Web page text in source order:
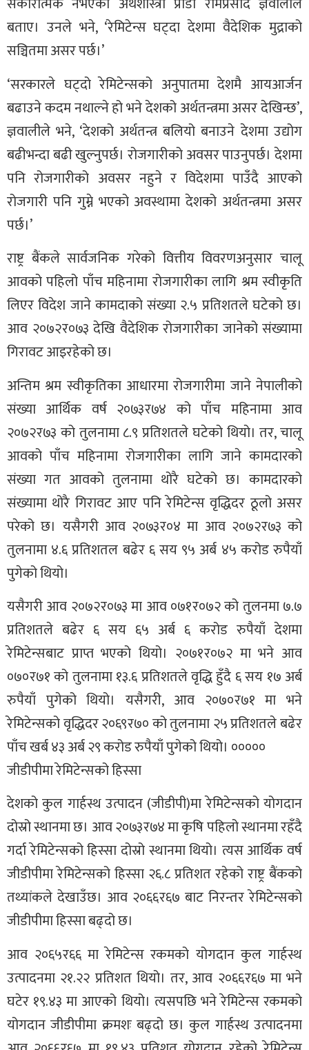
बताए। उनले भने, ‘रेमिटेन्स घट्दा देशमा वैदेशिक मुद्राको
सञ्चितमा असर पर्छ।’
‘सरकारले घट्दो रेमिटेन्सको अनुपातमा देशमै आयआर्जन
बढाउने कदम नथाल्ने हो भने देशको अर्थतन्त्रमा असर देखिन्छ’,
ज्ञवालीले भने, ‘देशको अर्थतन्त्र बलियो बनाउने देशमा उद्योग
बढीभन्दा बढी खुल्नुपर्छ। रोजगारीको अवसर पाउनुपर्छ। देशमा
पनि रोजगारीको अवसर नहुने र विदेशमा पाउँदै आएको
रोजगारी पनि गुम्ने भएको अवस्थामा देशको अर्थतन्त्रमा असर
पर्छ।’
राष्ट्र बैंकले सार्वजनिक गरेको वित्तीय विवरणअनुसार चालू
आवको पहिलो पाँच महिनामा रोजगारीका लागि श्रम स्वीकृति
लिएर विदेश जाने कामदाको संख्या २.५ प्रतिशतले घटेको छ।
आव २०७२र०७३ देखि वैदेशिक रोजगारीका जानेको संख्यामा
गिरावट आइरहेको छ।
अन्तिम श्रम स्वीकृतिका आधारमा रोजगारीमा जाने नेपालीको
संख्या आर्थिक वर्ष २०७३र७४ को पाँच महिनामा आव
२०७२र७३ को तुलनामा ८.९ प्रतिशतले घटेको थियो। तर, चालू
आवको पाँच महिनामा रोजगारीका लागि जाने कामदारको
संख्या गत आवको तुलनामा थोरै घटेको छ। कामदारको
संख्यामा थोरै गिरावट आए पनि रेमिटेन्स वृद्धिदर ठूलो असर
परेको छ। यसैगरी आव २०७३र०४ मा आव २०७२र७३ को
तुलनामा ४.६ प्रतिशतल बढेर ६ सय ९५ अर्ब ४५ करोड रुपैयाँ
पुगेको थियो।
यसैगरी आव २०७२र०७३ मा आव ०७१र०७२ को तुलनमा ७.७
प्रतिशतले बढेर ६ सय ६५ अर्ब ६ करोड रुपैयाँ देशमा
रेमिटेन्सबाट प्राप्त भएको थियो। २०७१र०७२ मा भने आव
०७०र७१ को तुलनामा १३.६ प्रतिशतले वृद्धि हुँदै ६ सय १७ अर्ब
रुपैयाँ पुगेको थियो। यसैगरी, आव २०७०र७१ मा भने
रेमिटेन्सको वृद्धिदर २०६९र७० को तुलनामा २५ प्रतिशतले बढेर
पाँच खर्ब ४३ अर्ब २९ करोड रुपैयाँ पुगेको थियो। ०००००
जीडीपीमा रेमिटेन्सको हिस्सा
देशको कुल गार्हस्थ उत्पादन (जीडीपी)मा रेमिटेन्सको योगदान
दोस्रो स्थानमा छ। आव २०७३र७४ मा कृषि पहिलो स्थानमा रहँदै
गर्दा रेमिटेन्सको हिस्सा दोस्रो स्थानमा थियो। त्यस आर्थिक वर्ष
जीडीपीमा रेमिटेन्सको हिस्सा २६.८ प्रतिशत रहेको राष्ट्र बैंकको
तथ्यांकले देखाउँछ। आव २०६६र६७ बाट निरन्तर रेमिटेन्सको
जीडीपीमा हिस्सा बढ्दो छ।
आव २०६५र६६ मा रेमिटेन्स रकमको योगदान कुल गार्हस्थ
उत्पादनमा २१.२२ प्रतिशत थियो। तर, आव २०६६र६७ मा भने
घटेर १९.४३ मा आएको थियो। त्यसपछि भने रेमिटेन्स रकमको
योगदान जीडीपीमा क्रमशः बढ्दो छ। कुल गार्हस्थ उत्पादनमा